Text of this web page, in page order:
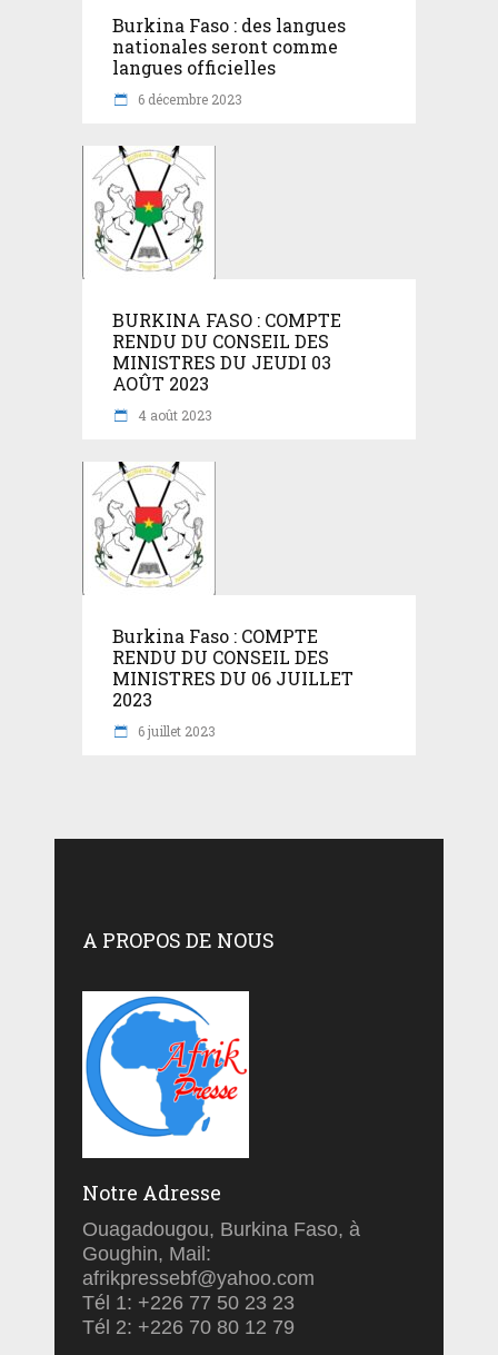
Burkina Faso : des langues
nationales seront comme
langues officielles
6 décembre 2023
BURKINA FASO : COMPTE
RENDU DU CONSEIL DES
MINISTRES DU JEUDI 03
AOÛT 2023
4 août 2023
Burkina Faso : COMPTE
RENDU DU CONSEIL DES
MINISTRES DU 06 JUILLET
2023
6 juillet 2023
A PROPOS DE NOUS
Notre Adresse
Ouagadougou, Burkina Faso, à
Goughin, Mail:
afrikpressebf@yahoo.com
Tél 1: +226 77 50 23 23
Tél 2: +226 70 80 12 79